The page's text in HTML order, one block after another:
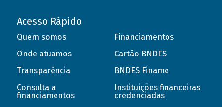
Acesso Rápido
Quem somos
Onde atuamos
Transparência
Consulta a
financiamentos
Financiamentos
Cartão BNDES
BNDES Finame
Instituições financeiras
credenciadas